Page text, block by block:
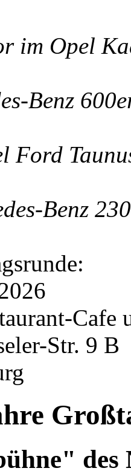
im Opel
Benz
Ford
Benz
Cafe
Str. 9 B
des